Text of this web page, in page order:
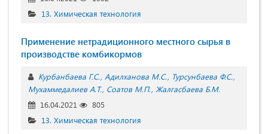
13. Химическая технология
Применение нетрадиционного местного сырья в
производстве комбикормов
Курбанбаева Г.С. Адилханова М.С. Турсунбаева Ф.С.
Мухаммедалиев А.Т. Соатов М.П. Жалгасбаева Б.М.
16.04.2021
805
13. Химическая технология